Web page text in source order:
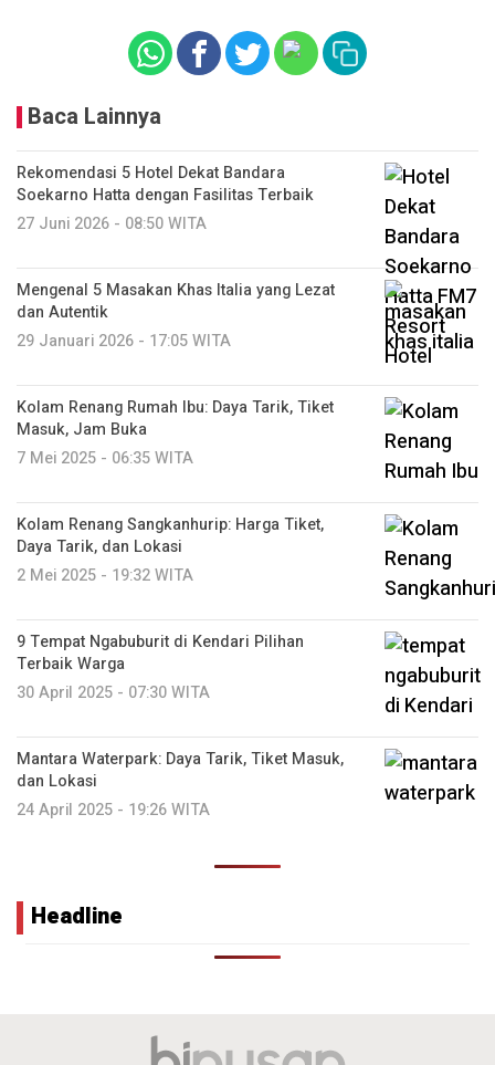
Baca Lainnya
Rekomendasi 5 Hotel Dekat Bandara
Soekarno Hatta dengan Fasilitas Terbaik
27 Juni 2026 - 08:50 WITA
Mengenal 5 Masakan Khas Italia yang Lezat
dan Autentik
29 Januari 2026 - 17:05 WITA
Kolam Renang Rumah Ibu: Daya Tarik, Tiket
Masuk, Jam Buka
7 Mei 2025 - 06:35 WITA
Kolam Renang Sangkanhurip: Harga Tiket,
Daya Tarik, dan Lokasi
2 Mei 2025 - 19:32 WITA
9 Tempat Ngabuburit di Kendari Pilihan
Terbaik Warga
30 April 2025 - 07:30 WITA
Mantara Waterpark: Daya Tarik, Tiket Masuk,
dan Lokasi
24 April 2025 - 19:26 WITA
Headline